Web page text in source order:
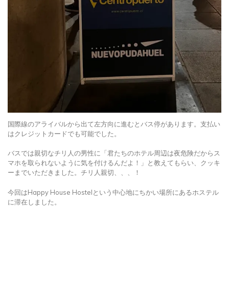
国際線のアライバルから出て左方向に進むとバス停があります。支払い
はクレジットカードでも可能でした。
バスでは親切なチリ人の男性に「君たちのホテル周辺は夜危険だからス
マホを取られないように気を付けるんだよ！」と教えてもらい、クッキ
ーまでいただきました。チリ人親切、、、！
今回はHappy House Hostelという中心地にちかい場所にあるホステル
に滞在しました。